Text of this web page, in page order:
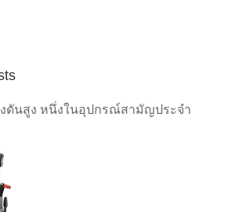
ดันสูง หนึ่งในอุปกรณ์สามัญประจำ